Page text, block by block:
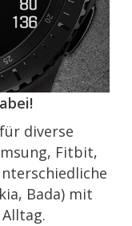
diverse
Fitbit,
Bada) mit